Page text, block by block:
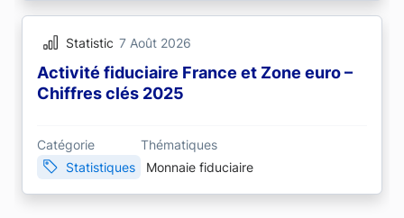
Statistic 7 Août 2026
Activité fiduciaire France et Zone euro –
Chiffres clés 2025
Catégorie
Statistiques
Thématiques
Monnaie fiduciaire